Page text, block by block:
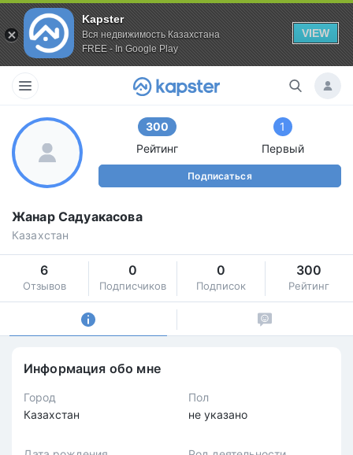
Kapster
Вся недвижимость Казахстана
FREE - In Google Play
VIEW
300
Рейтинг
1
Первый
Подписаться
Жанар Садуакасова
Казахстан
6
Отзывов
0
Подписчиков
0
Подписок
300
Рейтинг
Информация обо мне
Город
Казахстан
Пол
не указано